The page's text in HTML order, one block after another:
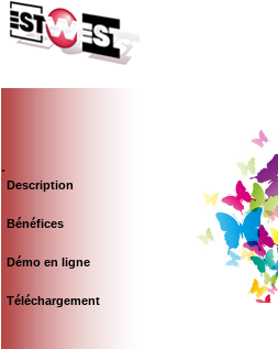
.
Description
Bénéfices
Démo en ligne
Téléchargement